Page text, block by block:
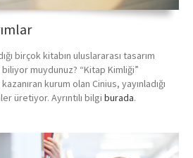
birçok kitabın uluslararası tasarım
biliyor muydunuz? “Kitap Kimliği”
kurum olan Cinius, yayınladığı
üretiyor. Ayrıntılı bilgi burada.